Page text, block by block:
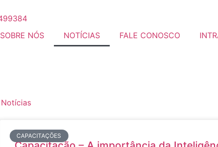
SOBRE NÓS NOTÍCIAS FALE CONOSCO
Notícias
CAPACITAÇÕES